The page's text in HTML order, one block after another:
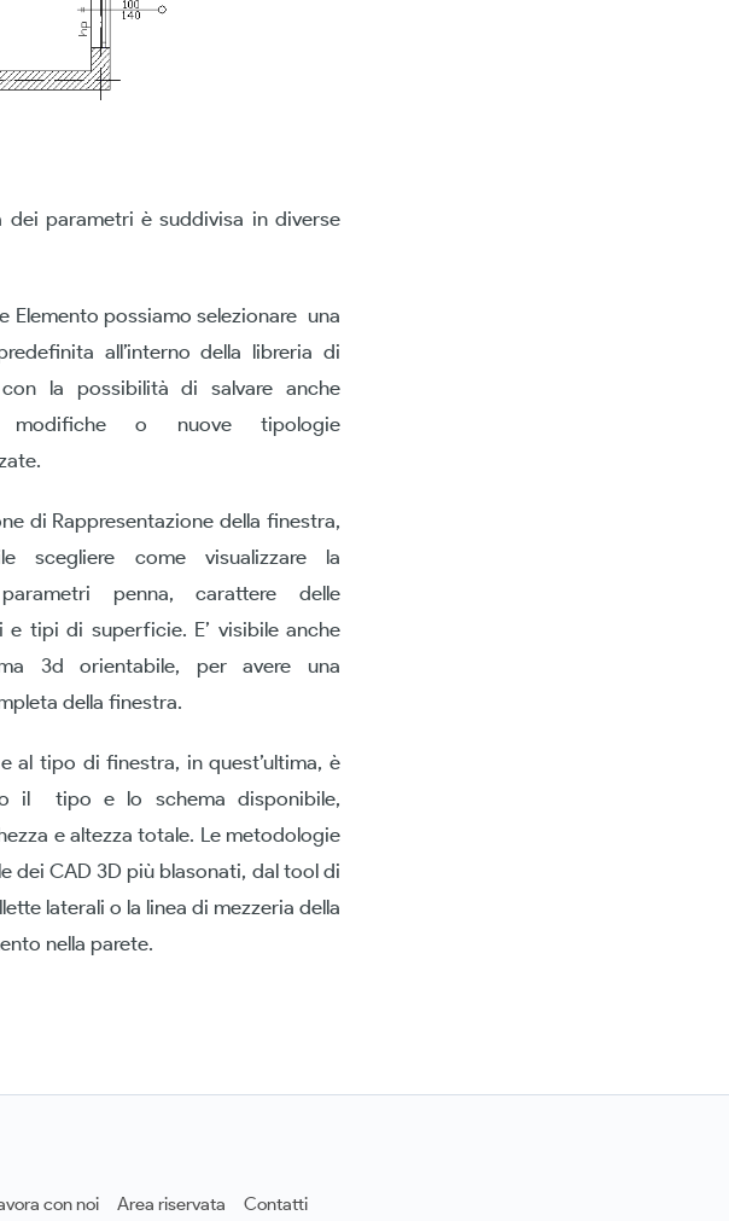
dei parametri è suddivisa in diverse
Elemento possiamo selezionare una
all’interno della libreria di
la possibilità di salvare anche
modifiche o nuove tipologie
di Rappresentazione della finestra,
scegliere come visualizzare la
penna, carattere delle
e tipi di superficie. E’ visibile anche
3d orientabile, per avere una
della finestra.
al tipo di finestra, in quest’ultima, è
il tipo e lo schema disponibile,
e altezza totale. Le metodologie
dei CAD 3D più blasonati, dal tool di
laterali o la linea di mezzeria della
nella parete.
con noi Area riservata Contatti